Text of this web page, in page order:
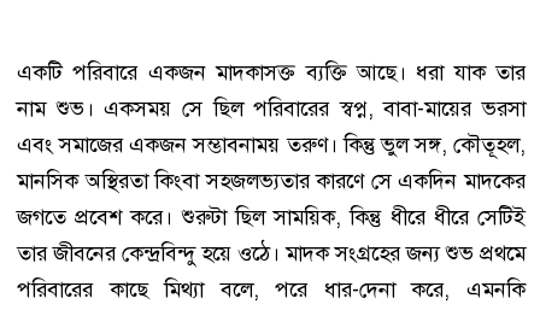
একটি পরিবারে একজন মাদকাসক্ত ব্যক্তি আছে। ধরা যাক তার
নাম শুভ। একসময় সে ছিল পরিবারের স্বপ্ন, বাবা-মায়ের ভরসা
এবং সমাজের একজন সম্ভাবনাময় তরুণ। কিন্তু ভুল সঙ্গ, কৌতূহল,
মানসিক অস্থিরতা কিংবা সহজলভ্যতার কারণে সে একদিন মাদকের
জগতে প্রবেশ করে। শুরুটা ছিল সাময়িক, কিন্তু ধীরে ধীরে সেটিই
তার জীবনের কেন্দ্রবিন্দু হয়ে ওঠে। মাদক সংগ্রহের জন্য শুভ প্রথমে
পরিবারের কাছে মিথ্যা বলে, পরে ধার-দেনা করে, এমনকি